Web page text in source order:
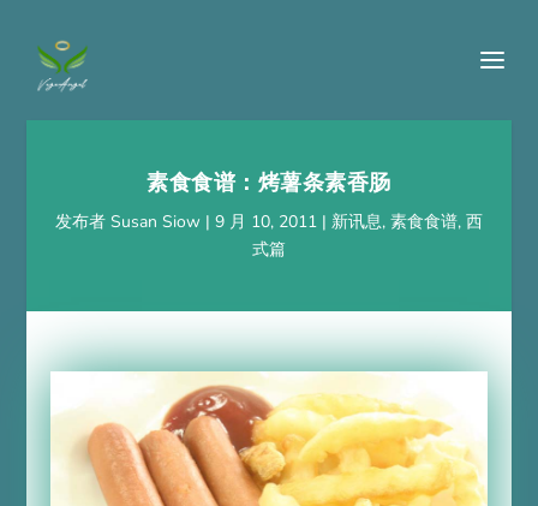
素食食谱：烤薯条素香肠
发布者 Susan Siow | 9 月 10, 2011 | 新讯息, 素食食谱, 西
式篇